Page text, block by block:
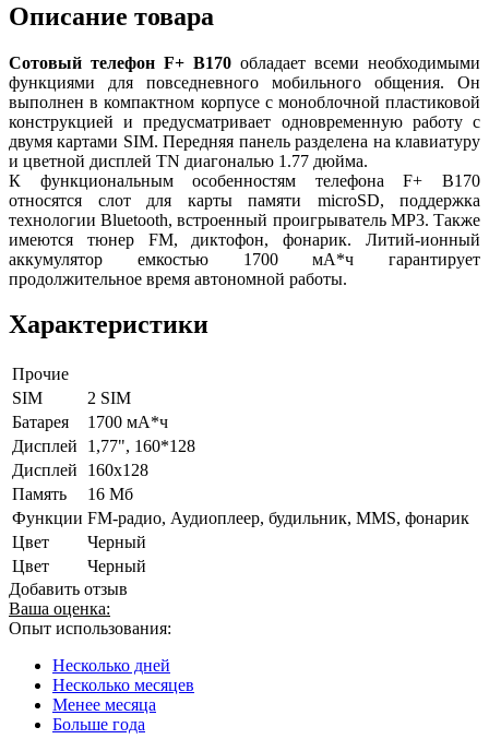
Описание товара
Сотовый телефон F+ B170 обладает всеми необходимыми
функциями для повседневного мобильного общения. Он
выполнен в компактном корпусе с моноблочной пластиковой
конструкцией и предусматривает одновременную работу с
двумя картами SIM. Передняя панель разделена на клавиатуру
и цветной дисплей TN диагональю 1.77 дюйма.
К функциональным особенностям телефона F+ B170
относятся слот для карты памяти microSD, поддержка
технологии Bluetooth, встроенный проигрыватель MP3. Также
имеются тюнер FM, диктофон, фонарик. Литий-ионный
аккумулятор емкостью 1700 мА*ч гарантирует
продолжительное время автономной работы.
Характеристики
Прочие
SIM
2 SIM
Батарея
1700 мА*ч
Дисплей
1,77", 160*128
Дисплей
160х128
Память
16 Мб
Функции FM-радио, Аудиоплеер, будильник, MMS, фонарик
Цвет
Черный
Цвет
Черный
Добавить отзыв
Ваша оценка:
Опыт использования:
Несколько дней
Несколько месяцев
Менее месяца
Больше года